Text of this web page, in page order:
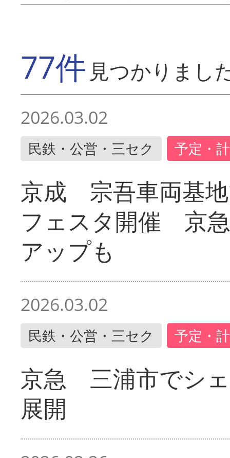
77件 見つかりまし
2026.03.02
民鉄・公営・三セク 予定・
京成 宗吾車両基
フェスタ開催 京
アップも
2026.03.02
民鉄・公営・三セク 予定・
京急 三浦市でシ
展開